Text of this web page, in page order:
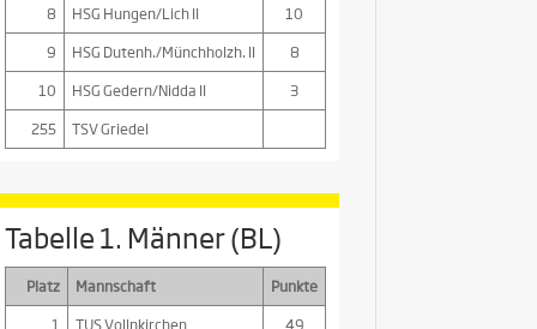
8
HSG Hungen/Lich II
10
9
HSG Dutenh./Münchholzh. II
8
10
HSG Gedern/Nidda II
3
255
TSV Griedel
Tabelle 1. Männer (BL)
Platz Mannschaft
Punkte
1
TUS Vollnkirchen
49